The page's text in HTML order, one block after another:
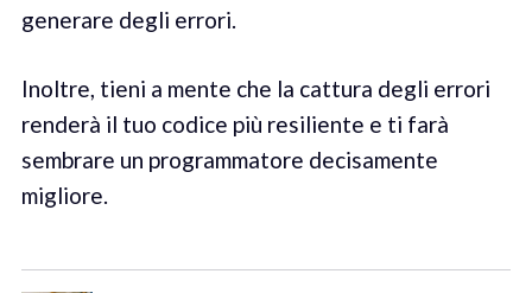
generare degli errori.
Inoltre, tieni a mente che la cattura degli errori
renderà il tuo codice più resiliente e ti farà
sembrare un programmatore decisamente
migliore.